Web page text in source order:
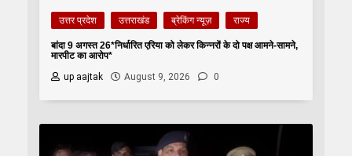
उत्तर प्रदेश उत्तराखंड ब्रेकिंग न्यूज़ राज्य
बांदा 9 अगस्त 26*निर्धारित एरिया को लेकर किन्नरों के दो पक्ष आमने-सामने,
मारपीट का आरोप*
up aajtak
August 9, 2026 0